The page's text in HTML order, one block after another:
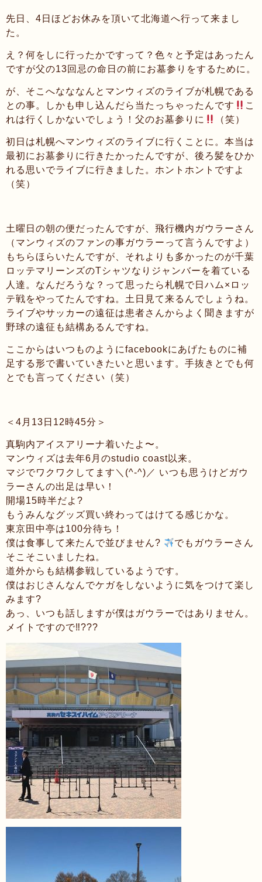
先日、4日ほどお休みを頂いて北海道へ行って来まし
た。
え？何をしに行ったかですって？色々と予定はあったん
ですが父の13回忌の命日の前にお墓参りをするために。
が、そこへなななんとマンウィズのライブが札幌である
との事。しかも申し込んだら当たっちゃったんです
こ
れは行くしかないでしょう！父のお墓参りに
（笑）
初日は札幌へマンウィズのライブに行くことに。本当は
最初にお墓参りに行きたかったんですが、後ろ髪をひか
れる思いでライブに行きました。ホントホントですよ
（笑）
土曜日の朝の便だったんですが、飛行機内ガウラーさん
（マンウィズのファンの事ガウラーって言うんですよ）
もちらほらいたんですが、それよりも多かったのが千葉
ロッテマリーンズのTシャツなりジャンバーを着ている
人達。なんだろうな？って思ったら札幌で日ハム×ロッ
テ戦をやってたんですね。土日見て来るんでしょうね。
ライブやサッカーの遠征は患者さんからよく聞きますが
野球の遠征も結構あるんですね。
ここからはいつものようにfacebookにあげたものに補
足する形で書いていきたいと思います。手抜きとでも何
とでも言ってください（笑）
＜4月13日12時45分＞
真駒内アイスアリーナ着いたよ〜。
マンウィズは去年6月のstudio coast以来。
マジでワクワクしてます＼(^-^)／ いつも思うけどガウ
ラーさんの出足は早い！
開場15時半だよ?
もうみんなグッズ買い終わってはけてる感じかな。
東京田中亭は100分待ち！
僕は食事して来たんで並びません?
でもガウラーさん
そこそこいましたね。
道外からも結構参戦しているようです。
僕はおじさんなんでケガをしないように気をつけて楽し
みます?
あっ、いつも話しますが僕はガウラーではありません。
メイトですので‼︎???